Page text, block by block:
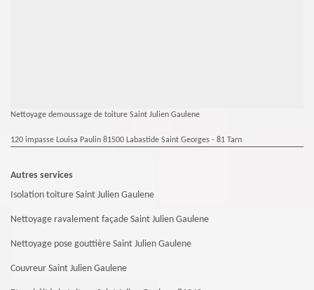
Nettoyage demoussage de toiture Saint Julien Gaulene
120 impasse Louisa Paulin 81500 Labastide Saint Georges - 81 Tarn
Autres services
Isolation toiture Saint Julien Gaulene
Nettoyage ravalement façade Saint Julien Gaulene
Nettoyage pose gouttière Saint Julien Gaulene
Couvreur Saint Julien Gaulene